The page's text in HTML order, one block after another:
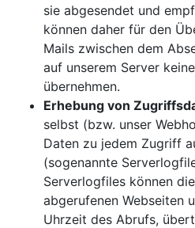
sie abgesendet und
können daher für den
Mails zwischen dem
auf unserem Server
übernehmen.
Erhebung von
selbst (bzw. unser
Daten zu jedem Zugriff
(sogenannte
Serverlogfiles können
abgerufenen Webseiten
Uhrzeit des Abrufs,